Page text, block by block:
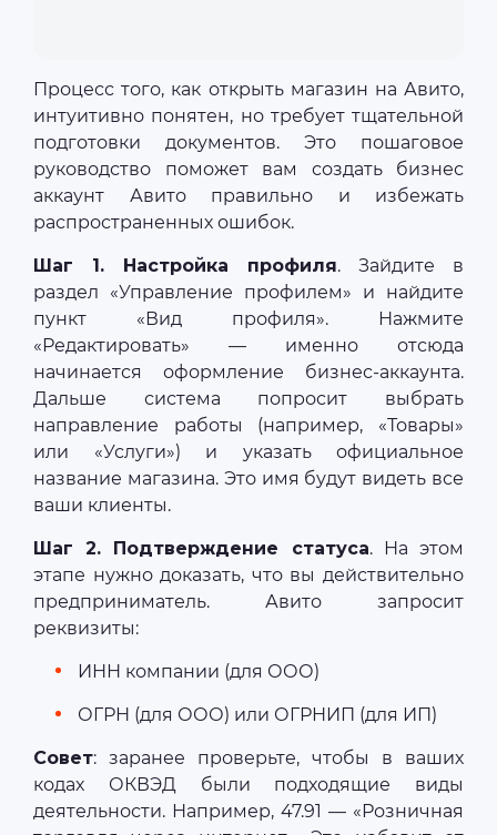
Процесс того, как открыть магазин на Авито,
интуитивно понятен, но требует тщательной
подготовки документов. Это пошаговое
руководство поможет вам создать бизнес
аккаунт Авито правильно и избежать
распространенных ошибок.
Шаг 1. Настройка профиля. Зайдите в
раздел «Управление профилем» и найдите
пункт «Вид профиля». Нажмите
«Редактировать» — именно отсюда
начинается оформление бизнес‑аккаунта.
Дальше система попросит выбрать
направление работы (например, «Товары»
или «Услуги») и указать официальное
название магазина. Это имя будут видеть все
ваши клиенты.
Шаг 2. Подтверждение статуса. На этом
этапе нужно доказать, что вы действительно
предприниматель. Авито запросит
реквизиты:
ИНН компании (для ООО)
ОГРН (для ООО) или ОГРНИП (для ИП)
Совет: заранее проверьте, чтобы в ваших
кодах ОКВЭД были подходящие виды
деятельности. Например, 47.91 — «Розничная